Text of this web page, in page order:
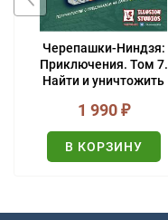
Черепашки-Ниндзя:
Приключения. Том 7.
Найти и уничтожить
1 990₽
В КОРЗИНУ